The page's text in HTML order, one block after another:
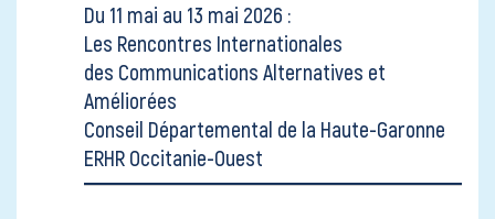
Du 11 mai au 13 mai 2026 :
Les Rencontres Internationales
des Communications Alternatives et
Améliorées
Conseil Départemental de la Haute-Garonne
ERHR Occitanie-Ouest